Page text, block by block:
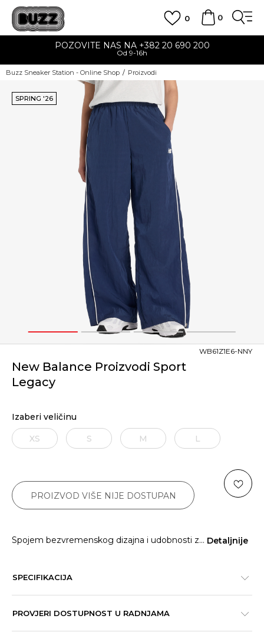
0
0
POZOVITE NAS NA +382 20 690 200
Od 9-16h
Buzz Sneaker Station - Online Shop Proizvodi
1 2 3 4
SPRING '26
New Balance Proizvodi Sport
Legacy
WB61Z1E6-NNY
Izaberi veličinu
XS S M L
PROIZVOD VIŠE NIJE DOSTUPAN
Spojem bezvremenskog dizajna i udobnosti z... Detaljnije
SPECIFIKACIJA
PROVJERI DOSTUPNOST U RADNJAMA